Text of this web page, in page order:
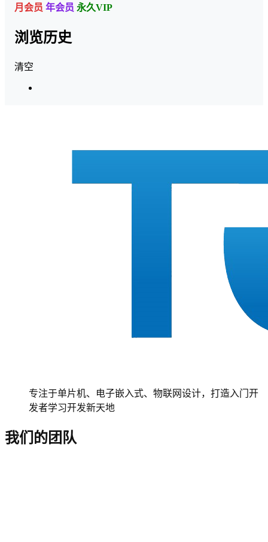
月会员 年会员 永久VIP
浏览历史
清空
专注于单片机、电子嵌入式、物联网设计，打造入门开
发者学习开发新天地
我们的团队